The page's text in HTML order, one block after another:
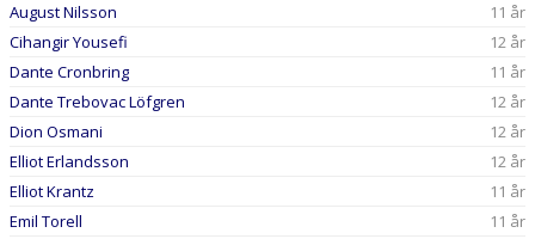
August Nilsson
11 år
Cihangir Yousefi
12 år
Dante Cronbring
11 år
Dante Trebovac Löfgren
12 år
Dion Osmani
12 år
Elliot Erlandsson
12 år
Elliot Krantz
11 år
Emil Torell
11 år